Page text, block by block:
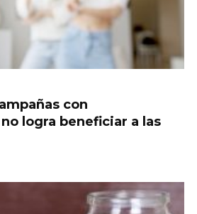
con
logra beneficiar a las